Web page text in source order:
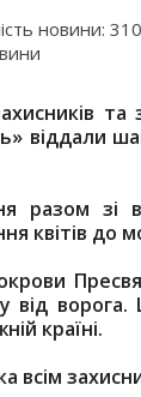
новини:
та
віддали
разом зі
квітів
від
країні.
всім